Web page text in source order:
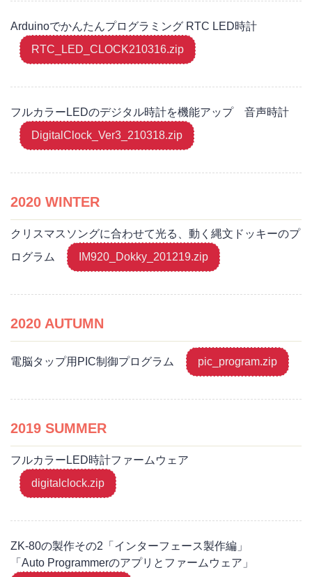
Arduinoでかんたんプログラミング RTC LED時計
RTC_LED_CLOCK210316.zip
フルカラーLEDのデジタル時計を機能アップ 音声時計
DigitalClock_Ver3_210318.zip
2020 WINTER
クリスマスソングに合わせて光る、動く縄文ドッキーのプ
ログラム
IM920_Dokky_201219.zip
2020 AUTUMN
電脳タップ用PIC制御プログラム pic_program.zip
2019 SUMMER
フルカラーLED時計ファームウェア
digitalclock.zip
ZK-80の製作その2「インターフェース製作編」
「Auto Programmerのアプリとファームウェア」